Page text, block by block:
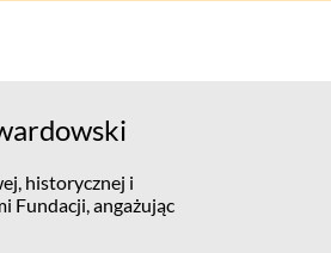
historycznej i
Fundacji, angażując